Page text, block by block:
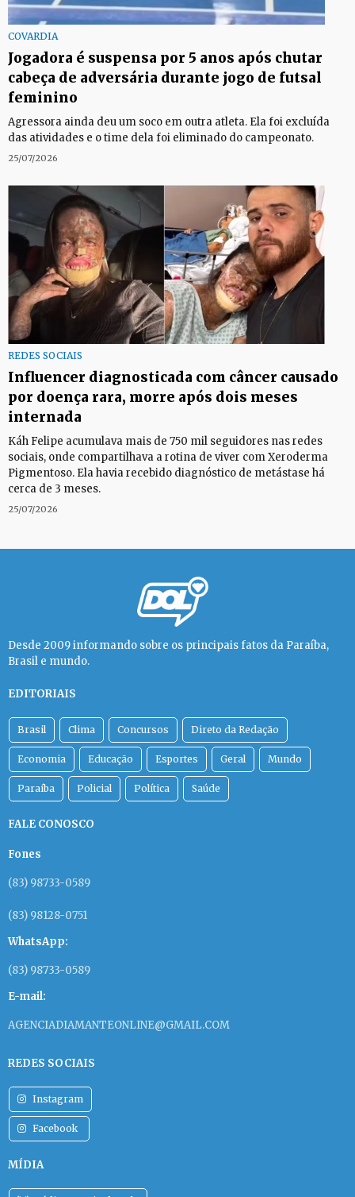
COVARDIA
Jogadora é suspensa por 5 anos após chutar
cabeça de adversária durante jogo de futsal
feminino
Agressora ainda deu um soco em outra atleta. Ela foi excluída
das atividades e o time dela foi eliminado do campeonato.
25/07/2026
REDES SOCIAIS
Influencer diagnosticada com câncer causado
por doença rara, morre após dois meses
internada
Káh Felipe acumulava mais de 750 mil seguidores nas redes
sociais, onde compartilhava a rotina de viver com Xeroderma
Pigmentoso. Ela havia recebido diagnóstico de metástase há
cerca de 3 meses.
25/07/2026
Desde 2009 informando sobre os principais fatos da Paraíba,
Brasil e mundo.
EDITORIAIS
Brasil Clima Concursos Direto da Redação
Economia Educação Esportes Geral Mundo
Paraíba Policial Política Saúde
FALE CONOSCO
Fones
(83) 98733-0589
(83) 98128-0751
WhatsApp:
(83) 98733-0589
E-mail:
AGENCIADIAMANTEONLINE@GMAIL.COM
REDES SOCIAIS
Instagram
Facebook
MÍDIA